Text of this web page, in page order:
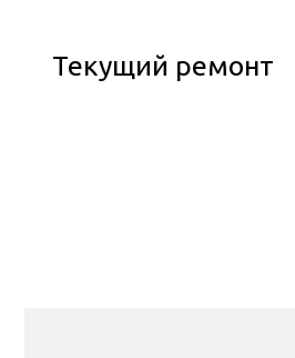
Текущий ремонт